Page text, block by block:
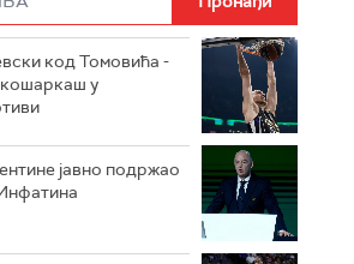
код Томовића -
у
јавно подржао